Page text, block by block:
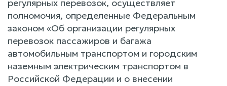
регулярных перевозок, осуществляет
полномочия, определенные Федеральным
законом «Об организации регулярных
перевозок пассажиров и багажа
автомобильным транспортом и городским
наземным электрическим транспортом в
Российской Федерации и о внесении